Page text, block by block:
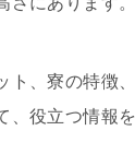
、寮の特徴
役立つ情報